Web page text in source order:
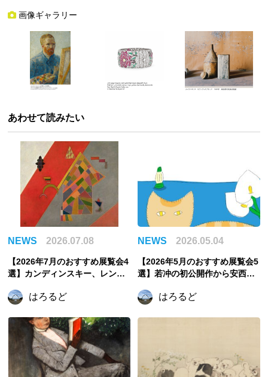
画像ギャラリー
あわせて読みたい
NEWS 2026.07.08
【2026年7月のおすすめ展覧会4
選】カンディンスキー、レンブ
つわの美へ。夏に訪れたい注目
はろるど
NEWS 2026.05.04
【2026年5月のおすすめ展覧会5
選】若冲の初公開作から安西水
カフェテラス》まで
はろるど